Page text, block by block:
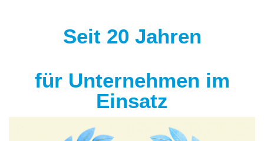
Seit 20 Jahren
für Unternehmen im
Einsatz